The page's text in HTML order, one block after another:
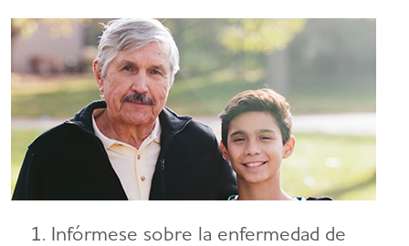
Infórmese sobre la enfermedad de